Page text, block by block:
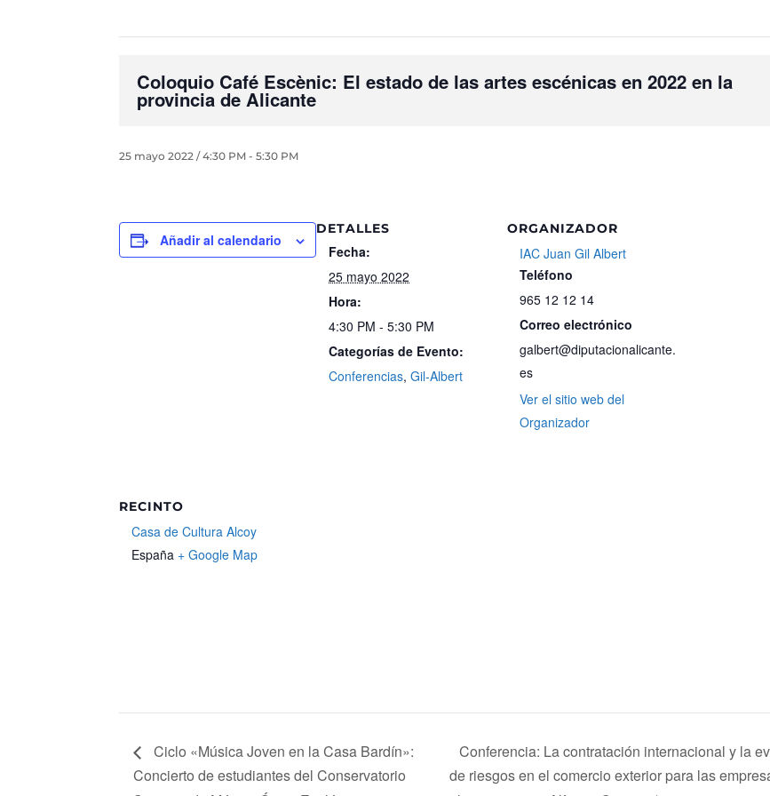
Coloquio Café Escènic: El estado de las artes escénicas en 2022 en la
provincia de Alicante
25 mayo 2022 / 4:30 PM -5:30 PM
Añadir al calendario
DETALLES
Fecha:
25 mayo 2022
Hora:
4:30 PM - 5:30 PM
Categorías de Evento:
Conferencias,Gil-Albert
ORGANIZADOR
IAC Juan Gil Albert
Teléfono
965 12 12 14
Correo electrónico
galbert@diputacionalicante.
es
Ver el sitio web del
Organizador
RECINTO
Casa de Cultura Alcoy
España + Google Map
Ciclo «Música Joven en la Casa Bardín»:
Concierto de estudiantes del Conservatorio
Conferencia: La contratación internacional y la
de riesgos en el comercio exterior para las